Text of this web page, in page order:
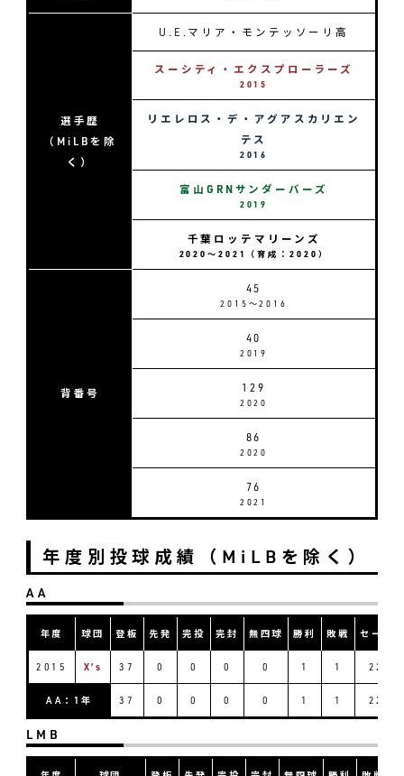
選手歴
（MiLBを除
く）
U.E.マリア・モンテッソーリ高
スーシティ・エクスプローラーズ
2015
リエレロス・デ・アグアスカリエン
テス
2016
富山GRNサンダーバーズ
2019
千葉ロッテマリーンズ
2020〜2021（育成：2020）
背番号
45
2015〜2016
40
2019
129
2020
86
2020
76
2021
年度別投球成績（MiLBを除く）
AA
年度 球団 登板 先発 完投 完封 無四球 勝利 敗戦 セーブ
2015 X’s 37 0 0 0 0 1 1 22
AA：1年 37 0 0 0 0 1 1 22
LMB